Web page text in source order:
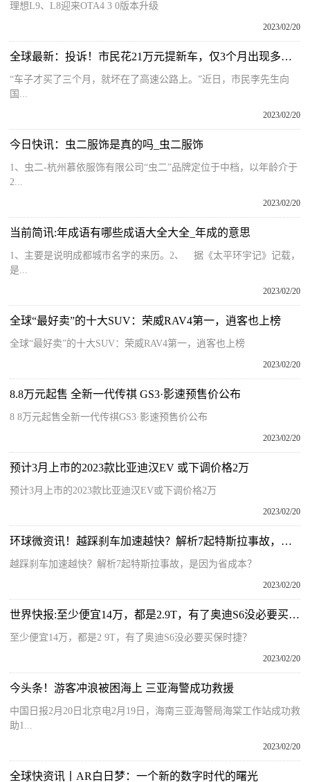
理想L9、L8迎来OTA4 3 0版本升级
2023/02/20
全球最新：投诉！市民花21万元提新车，仅3个月出现多次故障！海口一汽车店回应
“车子才买了三个月，就坏在了高速公路上。”近日，市民李先生向
国...
2023/02/20
今日快讯：虫二服饰是真的吗_虫二服饰
1、虫二-杭州慕依服饰有限公司“虫二”品牌定位于中档，以年龄介于
2...
2023/02/20
当前简讯:年成语有哪些成语大全大全_年成的意思
1、主要是说明成都城市名字的来历。2、 据《太平环宇记》记载，
是...
2023/02/20
全球“最好卖”的十大SUV：荣威RAV4第一，逍客也上榜
全球“最好卖”的十大SUV：荣威RAV4第一，逍客也上榜
2023/02/20
8.8万元起售 全新一代传祺 GS3·影速预售价公布
8 8万元起售全新一代传祺GS3·影速预售价公布
2023/02/20
预计3月上市的2023款比亚迪汉EV 或下调价格2万
预计3月上市的2023款比亚迪汉EV或下调价格2万
2023/02/20
环球微资讯！越踩刹车加速越快？解析7起特斯拉事故，是因为省成本？
越踩刹车加速越快？解析7起特斯拉事故，是因为省成本？
2023/02/20
世界快报:至少便宜14万，都是2.9T，有了奥迪S6没必要买保时捷？
至少便宜14万，都是2 9T，有了奥迪S6没必要买保时捷？
2023/02/20
今头条！游客冲浪被困海上 三亚海警成功救援
中国日报2月20日北京电2月19日，海南三亚海警局海棠工作站成功救
助1...
2023/02/20
全球快资讯丨AR白日梦：一个新的数字时代的曙光